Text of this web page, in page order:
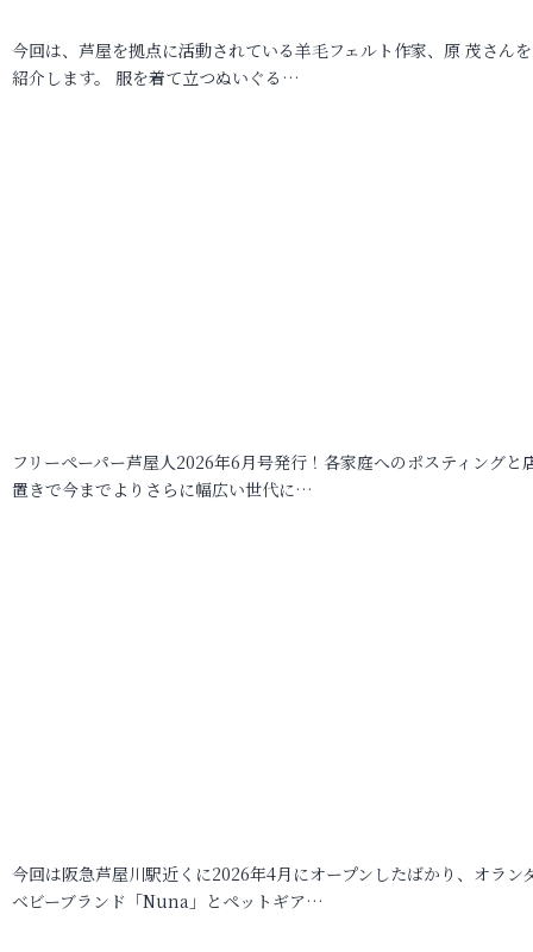
今回は、芦屋を拠点に活動されている羊毛フェルト作家、原 茂さん
紹介します。 服を着て立つぬいぐる…
フリーペーパー芦屋人2026年6月号発行！各家庭へのポスティングと
置きで今までよりさらに幅広い世代に…
今回は阪急芦屋川駅近くに2026年4月にオープンしたばかり、オラン
ベビーブランド「Nuna」とペットギア…